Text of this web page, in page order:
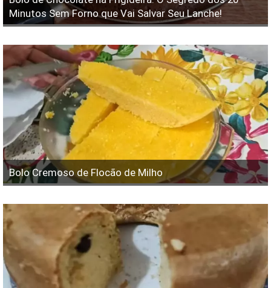
Minutos Sem Forno que Vai Salvar Seu Lanche!
Bolo Cremoso de Flocão de Milho